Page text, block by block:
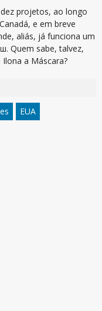
projetos, ao longo
e em breve
aliás, já funciona um
Quem sabe, talvez,
a Máscara?
EUA